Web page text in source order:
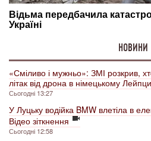
НОВИНИ
«Сміливо і мужньо»: ЗМІ розкрив,
літак від дрона в німецькому
Сьогодні 13:27
У Луцьку водійка BMW влетіла в
Відео зіткнення
Сьогодні 12:58